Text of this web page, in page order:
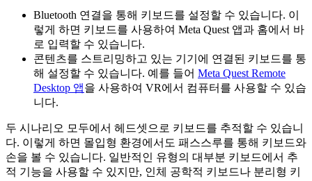
Bluetooth 연결을 통해 키보드를 설정할 수 있습니다. 이
렇게 하면 키보드를 사용하여 Meta Quest 앱과 홈에서 바
로 입력할 수 있습니다.
콘텐츠를 스트리밍하고 있는 기기에 연결된 키보드를 통
해 설정할 수 있습니다. 예를 들어 Meta Quest Remote
Desktop 앱을 사용하여 VR에서 컴퓨터를 사용할 수 있습
니다.
두 시나리오 모두에서 헤드셋으로 키보드를 추적할 수 있습니
다. 이렇게 하면 몰입형 환경에서도 패스스루를 통해 키보드와
손을 볼 수 있습니다. 일반적인 유형의 대부분 키보드에서 추
적 기능을 사용할 수 있지만, 인체 공학적 키보드나 분리형 키